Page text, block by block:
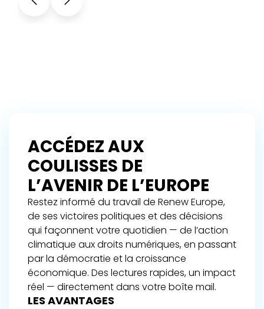
ACCÉDEZ AUX
COULISSES DE
L’AVENIR DE L’EUROPE
Restez informé du travail de Renew Europe,
de ses victoires politiques et des décisions
qui façonnent votre quotidien — de l’action
climatique aux droits numériques, en passant
par la démocratie et la croissance
économique. Des lectures rapides, un impact
réel — directement dans votre boîte mail.
LES AVANTAGES